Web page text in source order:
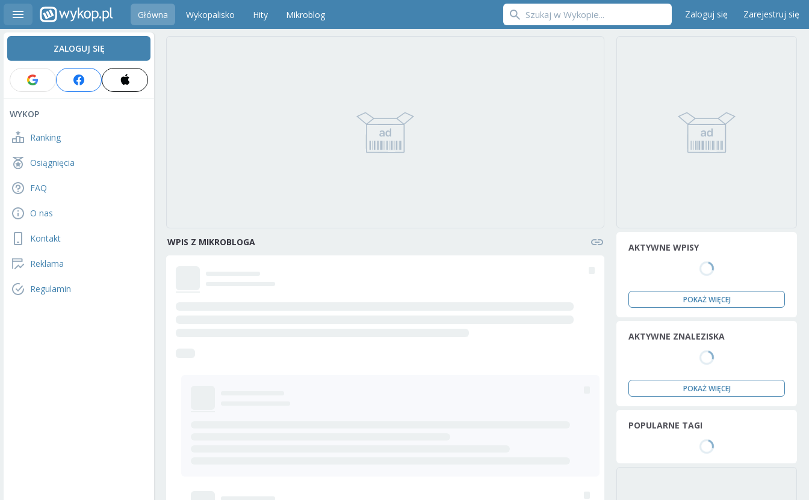
Główna Wykopalisko Hity Mikroblog Zaloguj się Zarejestruj się
ZALOGUJ SIĘ
WYKOP
Ranking
Osiągnięcia
FAQ
O nas
Kontakt
Reklama
Regulamin
WPIS Z MIKROBLOGA AKTYWNE WPISY
POKAŻ WIĘCEJ
AKTYWNE ZNALEZISKA
POKAŻ WIĘCEJ
POPULARNE TAGI